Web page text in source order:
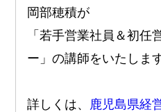
岡部穂積が
「若手営業社員＆初任
ー」の講師をいたします
詳しくは、 鹿児島県経